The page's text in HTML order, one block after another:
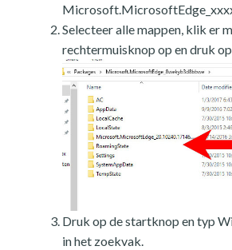
Selecteer alle mappen, klik er
rechtermuisknop op en druk
Druk op de startknop en typ
in het zoekvak.